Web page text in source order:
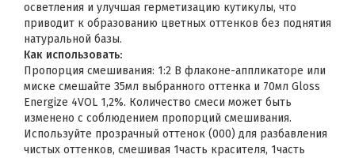
осветления и улучшая герметизацию кутикулы, что
приводит к образованию цветных оттенков без поднятия
натуральной базы.
Как использовать:
Пропорция смешивания: 1:2 В флаконе-аппликаторе или
миске смешайте 35мл выбранного оттенка и 70мл Gloss
Energize 4VOL 1,2%. Количество смеси может быть
изменено с соблюдением пропорций смешивания.
Используйте прозрачный оттенок (000) для разбавления
чистых оттенков, смешивая 1часть красителя, 1часть